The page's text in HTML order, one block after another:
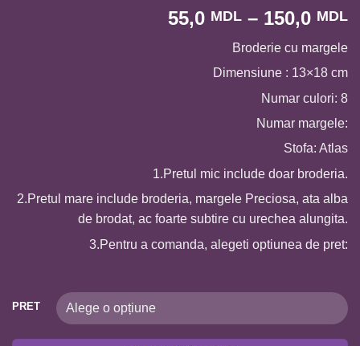
55,0 MDL – 150,0 MDL
Broderie cu margele
Dimensiune : 13×18 cm
Numar culori: 8
Numar margele:
Stofa: Atlas
1.Pretul mic include doar broderia.
2.Pretul mare include broderia, margele Preciosa, ata alba
de brodat, ac foarte subtire cu urechea alungita.
3.Pentru a comanda, alegeti optiunea de pret:
PRET